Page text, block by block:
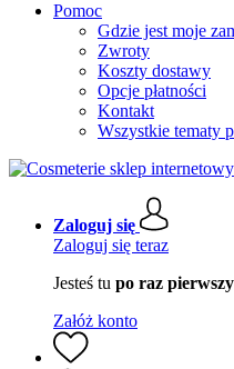
Pomoc
Gdzie jest moje
Zwroty
Koszty dostawy
Opcje płatności
Kontakt
Wszystkie tematy
Zaloguj się
Zaloguj się teraz
Jesteś tu po raz
Załóż konto